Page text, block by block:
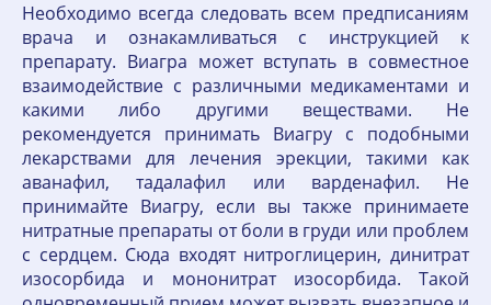
Необходимо всегда следовать всем предписаниям
врача и ознакамливаться с инструкцией к
препарату. Виагра может вступать в совместное
взаимодействие с различными медикаментами и
какими либо другими веществами. Не
рекомендуется принимать Виагру с подобными
лекарствами для лечения эрекции, такими как
аванафил, тадалафил или варденафил. Не
принимайте Виагру, если вы также принимаете
нитратные препараты от боли в груди или проблем
с сердцем. Сюда входят нитроглицерин, динитрат
изосорбида и мононитрат изосорбида. Такой